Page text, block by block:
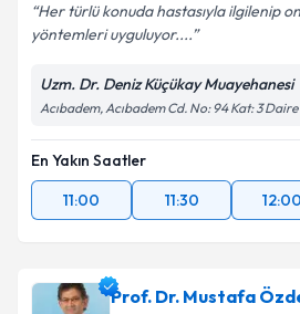
Her türlü konuda hastasıyla ilgilenip
yöntemleri uyguluyor....
Uzm. Dr. Deniz Küçükay Muayehanesi
Acıbadem, Acıbadem Cd. No: 94 Kat: 3 Daire
En Yakın Saatler
11:00
11:30 12:00
Prof. Dr. Mustafa